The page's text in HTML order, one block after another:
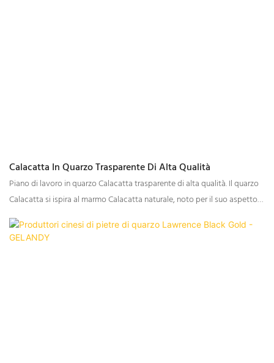
Calacatta In Quarzo Trasparente Di Alta Qualità
Piano di lavoro in quarzo Calacatta trasparente di alta qualità. Il quarzo
Calacatta si ispira al marmo Calacatta naturale, noto per il suo aspetto
elegante e lussuoso. Presenta uno sfondo bianco con venature evidenti
nelle tonalità del grigio e dell'oro. Questa combinazione crea un look